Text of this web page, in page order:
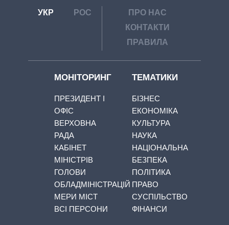
УКР РОС
ПРО НАС
КОНТАКТИ
ПРАВИЛА
МОНІТОРИНГ
ПРЕЗИДЕНТ І
ОФІС
ВЕРХОВНА
РАДА
КАБІНЕТ
МІНІСТРІВ
ГОЛОВИ
ОБЛАДМІНІСТРАЦІЙ
МЕРИ МІСТ
ВСІ ПЕРСОНИ
ТЕМАТИКИ
БІЗНЕС
ЕКОНОМІКА
КУЛЬТУРА
НАУКА
НАЦІОНАЛЬНА
БЕЗПЕКА
ПОЛІТИКА
ПРАВО
СУСПІЛЬСТВО
ФІНАНСИ